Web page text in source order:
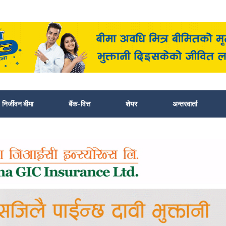
निर्जीवन बीमा बैंक-वित्त शेयर अन्तरवार्ता